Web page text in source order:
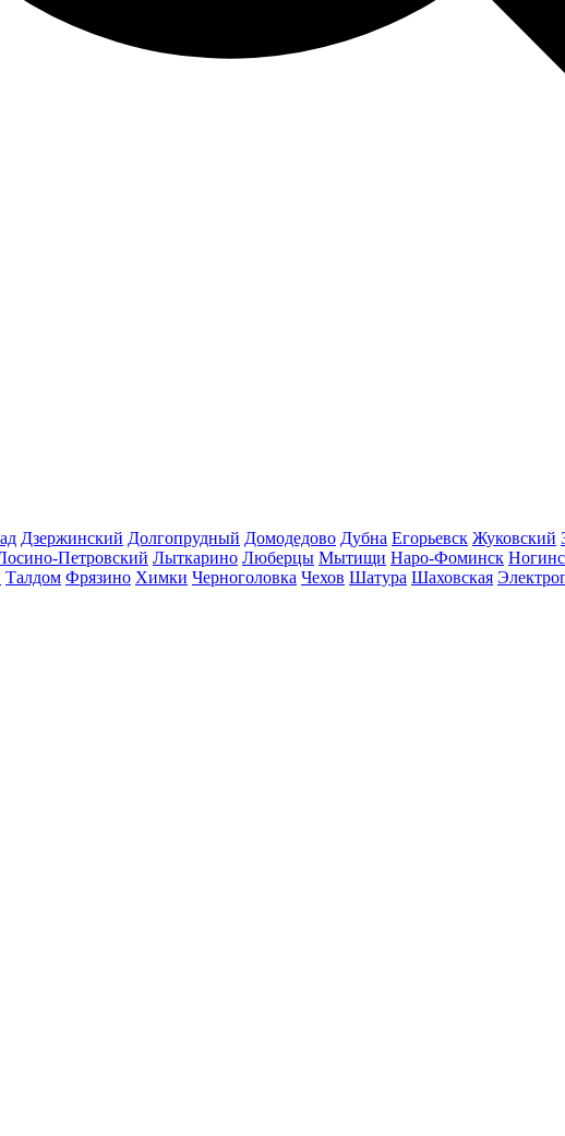
Дзержинский Долгопрудный Домодедово Дубна Егорьевск Жуковский
Петровский Лыткарино Люберцы Мытищи Наро-Фоминск
Талдом Фрязино Химки Черноголовка Чехов Шатура Шаховская